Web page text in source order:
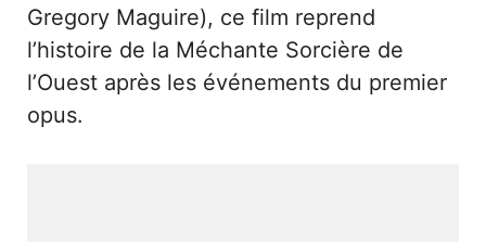
Gregory Maguire), ce film reprend
l’histoire de la Méchante Sorcière de
l’Ouest après les événements du premier
opus.